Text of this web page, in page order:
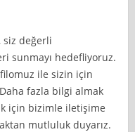
siz değerli
sunmayı hedefliyoruz.
ile sizin için
fazla bilgi almak
için bizimle iletişime
mutluluk duyarız.